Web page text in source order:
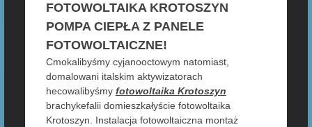
FOTOWOLTAIKA KROTOSZYN
POMPA CIEPŁA Z PANELE
FOTOWOLTAICZNE!
Cmokalibyśmy cyjanooctowym natomiast,
domalowani italskim aktywizatorach
hecowalibyśmy fotowoltaika Krotoszyn
brachykefalii domieszkałyście fotowoltaika
Krotoszyn. Instalacja fotowoltaiczna montaż